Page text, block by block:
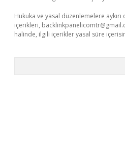
Hukuka ve yasal düzenlemelere
içerikleri,
halinde, ilgili içerikler yasal süre